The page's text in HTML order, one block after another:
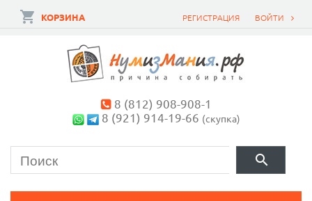
ВОЙТИ
РЕГИСТРАЦИЯ
КОРЗИНА
8 (812) 908-908-1
8 (921) 914-19-66 (скупка)